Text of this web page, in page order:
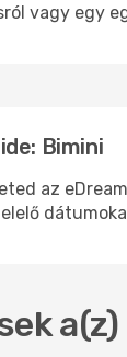
vagy egy
Bimini
az